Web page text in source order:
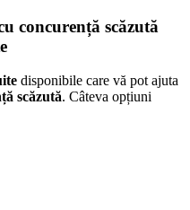
concurență scăzută
disponibile care vă pot ajuta
scăzută. Câteva opțiuni